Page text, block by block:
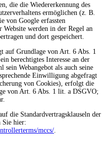
die die Wiedererkennung des
ermöglichen (z. B.
von Google erfassten
werden in der Regel an
und dort gespeichert.
auf Grundlage von Art. 6 Abs. 1
berechtigtes Interesse an der
sein Webangebot als auch seine
Einwilligung abgefragt
von Cookies), erfolgt die
von Art. 6 Abs. 1 lit. a DSGVO;
die Standardvertragsklauseln der
Sie hier:
mccs/